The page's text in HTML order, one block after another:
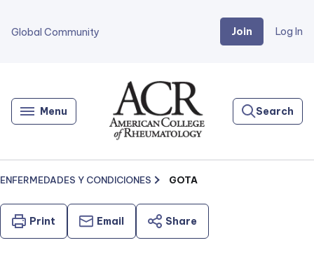
Global Community Join Log In
Menu
Home
Search
ENFERMEDADES Y CONDICIONES GOTA
Print Email Share